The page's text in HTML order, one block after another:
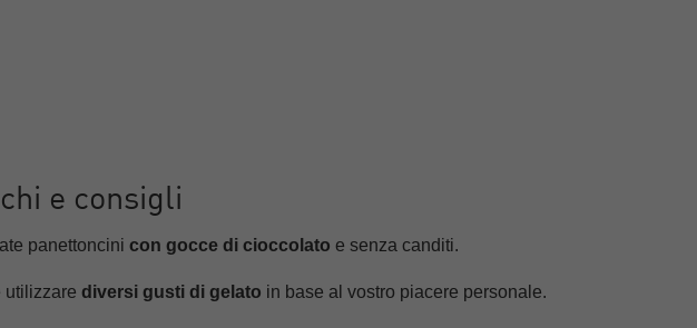
e consigli
panettoncini con gocce di cioccolato e senza canditi.
utilizzare diversi gusti di gelato in base al vostro piacere personale.